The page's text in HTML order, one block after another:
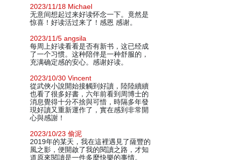
2023/11/18 Michael
无意间想起过来好读怀念一下。竟然是
惊喜！好读活过来了！感恩 感谢。
2023/11/5 angsila
每周上好读看看是否有新书，这已经成
了一个习惯。这种陪伴是一种舒服的，
充满确定感的安心。感谢好读。
2023/10/30 Vincent
從武俠小說開始接觸到好讀，陸陸續續
也看了很多好書，六年前看到周博士的
消息覺得十分不捨與可惜，時隔多年發
現好讀又重新運作了，實在感到非常開
心與感謝！
2023/10/23 偷泥
2019年的某天，我在這裡遇見了薩豐的
風之影，便開啟了我的閱讀之路，才知
道原來閱讀是一件多麼快樂的事情。